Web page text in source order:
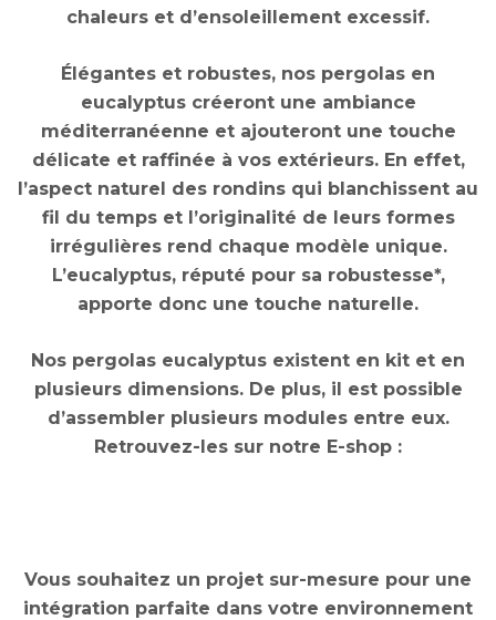
chaleurs et d’ensoleillement excessif.
Élégantes et robustes, nos pergolas en
eucalyptus créeront une ambiance
méditerranéenne et ajouteront une touche
délicate et raffinée à vos extérieurs. En effet,
l’aspect naturel des rondins qui blanchissent au
fil du temps et l’originalité de leurs formes
irrégulières rend chaque modèle unique.
L’eucalyptus, réputé pour sa robustesse*,
apporte donc une touche naturelle.
Nos pergolas eucalyptus existent en kit et en
plusieurs dimensions. De plus, il est possible
d’assembler plusieurs modules entre eux.
Retrouvez-les sur notre E-shop :
Vous souhaitez un projet sur-mesure pour une
intégration parfaite dans votre environnement